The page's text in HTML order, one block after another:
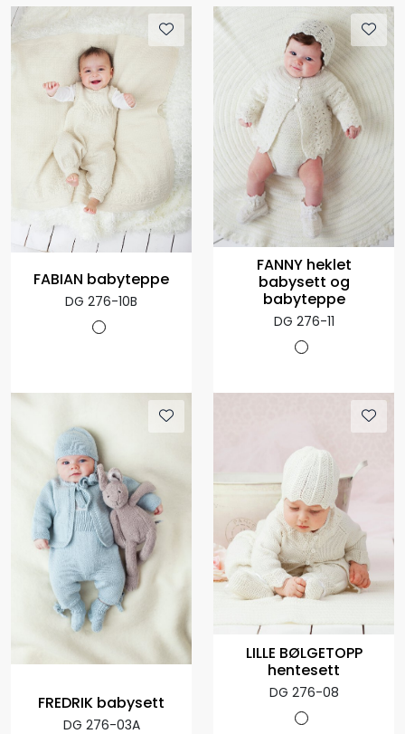
FABIAN babyteppe
DG 276-10B
FANNY heklet
babysett og
babyteppe
DG 276-11
FREDRIK babysett
DG 276-03A
LILLE BØLGETOPP
hentesett
DG 276-08